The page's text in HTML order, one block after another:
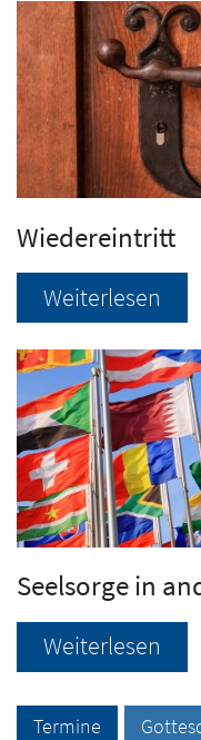
Wiedereintritt
Weiterlesen
Seelsorge in
Weiterlesen
Termine